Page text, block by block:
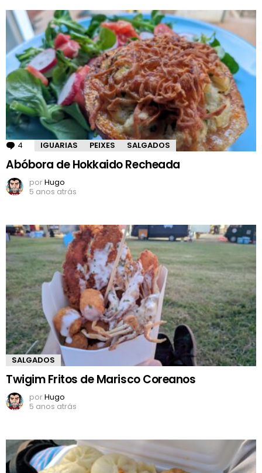
4 Comentários
IGUARIAS PEIXES SALGADOS
Abóbora de Hokkaido Recheada
porHugo
5 anos atrás
SALGADOS
Twigim Fritos de Marisco Coreanos
porHugo
5 anos atrás